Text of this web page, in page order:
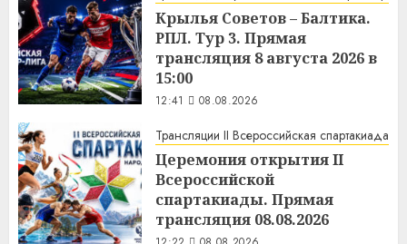
Крылья Советов – Балтика.
РПЛ. Тур 3. Прямая
трансляция 8 августа 2026 в
15:00
12:41 08.08.2026
Трансляции II Всероссийская спартакиада
Церемония открытия II
Всероссийской
спартакиады. Прямая
трансляция 08.08.2026